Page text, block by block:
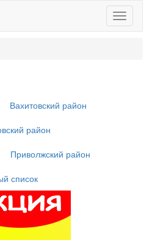
Toggle
Вахитовский район
район
Приволжский район
список